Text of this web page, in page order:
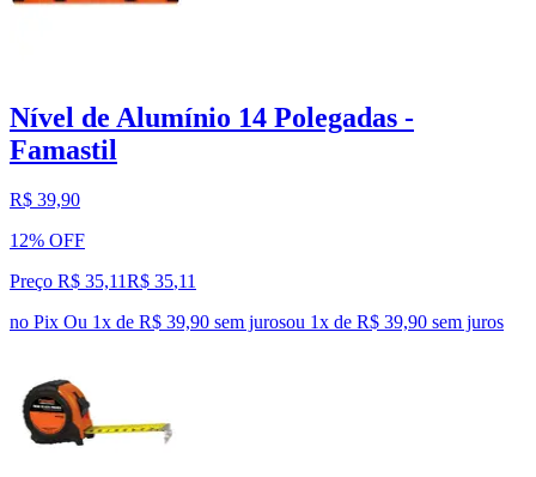
Nível de Alumínio 14 Polegadas -
Famastil
R$ 39,90
12% OFF
Preço R$ 35,11R$ 35,11
no Pix Ou 1x de R$ 39,90 sem jurosou 1x de R$ 39,90 sem juros